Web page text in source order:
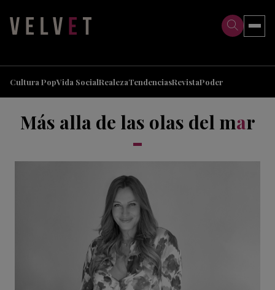
Cultura PopVida SocialRealezaTendenciasRevistaPoder
Más alla de las olas del mar